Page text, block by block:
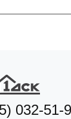
032-51-